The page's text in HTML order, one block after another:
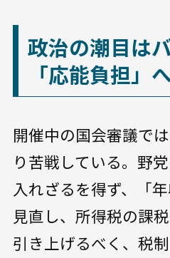
政治の潮目は
「応能負担」
開催中の国会審議で
り苦戦している。野
入れざるを得ず、「
見直し、所得税の課
引き上げるべく、税